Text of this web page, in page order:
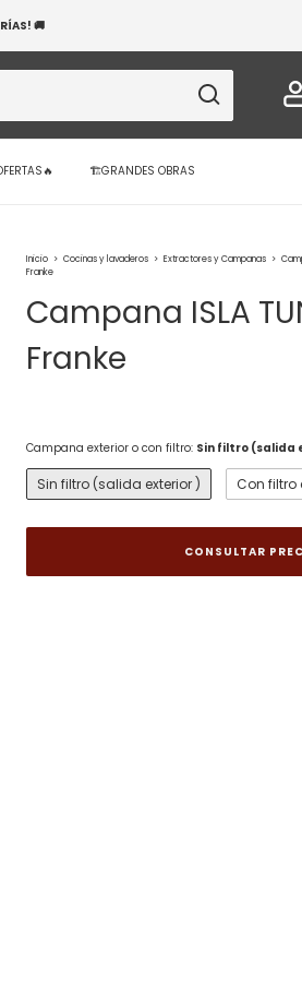
HOY Y RENOVÁ TUS ESPACIOS
🏗️GRANDES OBRAS
Inicio > Cocinas y lavaderos > Extractores y Campanas >
Franke
Campana ISLA
Franke
Campana exterior o con filtro: Sin filtro (salida
Sin filtro (salida exterior ) Con